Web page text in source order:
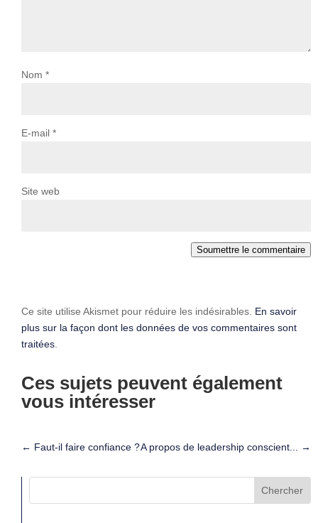
Nom *
E-mail *
Site web
Soumettre le commentaire
Ce site utilise Akismet pour réduire les indésirables. En savoir
plus sur la façon dont les données de vos commentaires sont
traitées
Ces sujets peuvent également
vous intéresser
← Faut-il faire confiance ?A propos de leadership conscient... →